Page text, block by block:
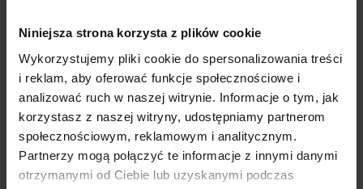
Niniejsza strona korzysta z plików cookie
Wykorzystujemy pliki cookie do spersonalizowania treści
i reklam, aby oferować funkcje społecznościowe i
analizować ruch w naszej witrynie. Informacje o tym, jak
korzystasz z naszej witryny, udostępniamy partnerom
społecznościowym, reklamowym i analitycznym.
Partnerzy mogą połączyć te informacje z innymi danymi
otrzymanymi od Ciebie lub uzyskanymi podczas
powierzchni 12,3 tys. m2.
Deweloperem inwestycji przy ul. Beethovena jest Echo Investment, a
projekty obiektów powstały w pracowni Jems Architekci.
Powiązane newsy
Tajemniczy inwestor przejął biurowiec Moje Miejsce I